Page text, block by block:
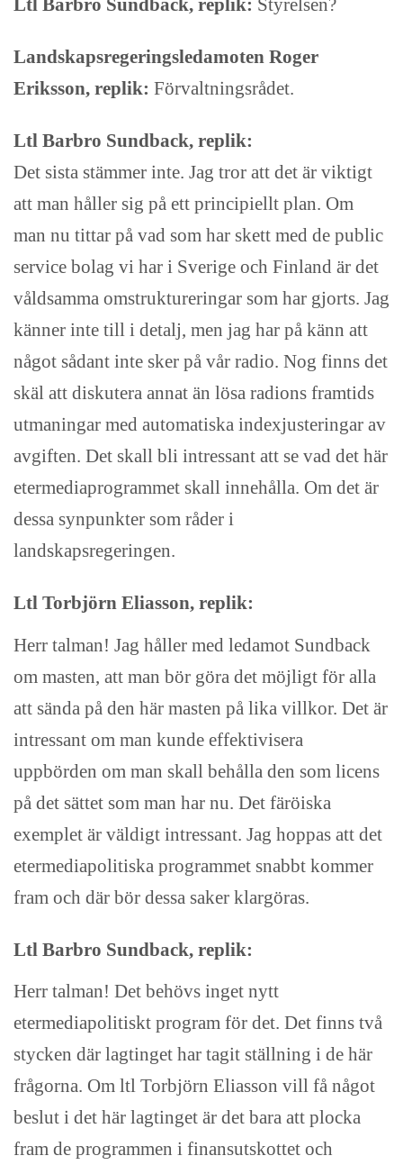
Ltl Barbro Sundback, replik: Styrelsen?
Landskapsregeringsledamoten Roger
Eriksson, replik: Förvaltningsrådet.
Ltl Barbro Sundback, replik:
Det sista stämmer inte. Jag tror att det är viktigt
att man håller sig på ett principiellt plan. Om
man nu tittar på vad som har skett med de public
service bolag vi har i Sverige och Finland är det
våldsamma omstruktureringar som har gjorts. Jag
känner inte till i detalj, men jag har på känn att
något sådant inte sker på vår radio. Nog finns det
skäl att diskutera annat än lösa radions framtids
utmaningar med automatiska indexjusteringar av
avgiften. Det skall bli intressant att se vad det här
etermediaprogrammet skall innehålla. Om det är
dessa synpunkter som råder i
landskapsregeringen.
Ltl Torbjörn Eliasson, replik:
Herr talman! Jag håller med ledamot Sundback
om masten, att man bör göra det möjligt för alla
att sända på den här masten på lika villkor. Det är
intressant om man kunde effektivisera
uppbörden om man skall behålla den som licens
på det sättet som man har nu. Det färöiska
exemplet är väldigt intressant. Jag hoppas att det
etermediapolitiska programmet snabbt kommer
fram och där bör dessa saker klargöras.
Ltl Barbro Sundback, replik:
Herr talman! Det behövs inget nytt
etermediapolitiskt program för det. Det finns två
stycken där lagtinget har tagit ställning i de här
frågorna. Om ltl Torbjörn Eliasson vill få något
beslut i det här lagtinget är det bara att plocka
fram de programmen i finansutskottet och